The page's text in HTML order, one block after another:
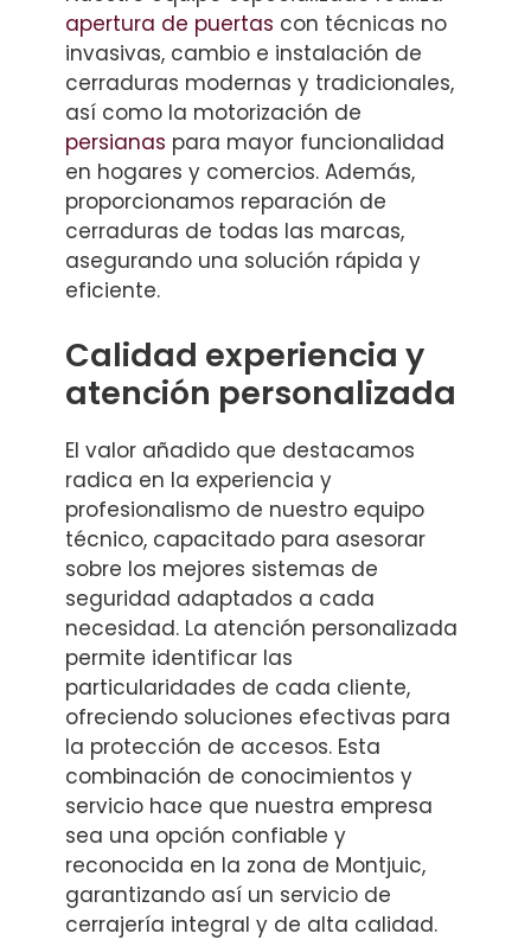
apertura de puertas con técnicas no
invasivas, cambio e instalación de
cerraduras modernas y tradicionales,
así como la motorización de
persianas para mayor funcionalidad
en hogares y comercios. Además,
proporcionamos reparación de
cerraduras de todas las marcas,
asegurando una solución rápida y
eficiente.
Calidad experiencia y
atención personalizada
El valor añadido que destacamos
radica en la experiencia y
profesionalismo de nuestro equipo
técnico, capacitado para asesorar
sobre los mejores sistemas de
seguridad adaptados a cada
necesidad. La atención personalizada
permite identificar las
particularidades de cada cliente,
ofreciendo soluciones efectivas para
la protección de accesos. Esta
combinación de conocimientos y
servicio hace que nuestra empresa
sea una opción confiable y
reconocida en la zona de Montjuic,
garantizando así un servicio de
cerrajería integral y de alta calidad.